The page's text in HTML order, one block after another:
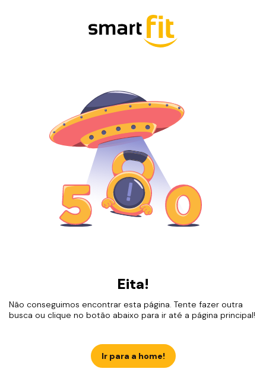
Eita!
Não conseguimos encontrar esta página. Tente fazer outra
busca ou clique no botão abaixo para ir até a página principal!
Ir para a home!